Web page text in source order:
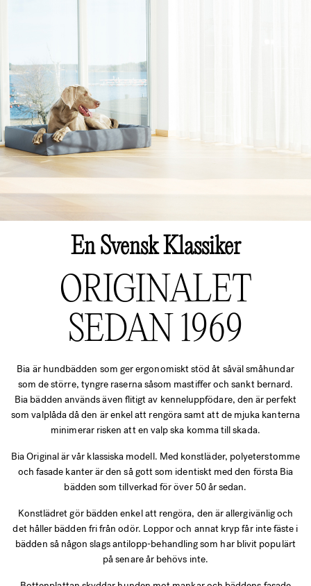
En Svensk Klassiker
ORIGINALET
SEDAN 1969
Bia är hundbädden som ger ergonomiskt stöd åt såväl småhundar
som de större, tyngre raserna såsom mastiffer och sankt bernard.
Bia bädden används även flitigt av kenneluppfödare, den är perfekt
som valplåda då den är enkel att rengöra samt att de mjuka kanterna
minimerar risken att en valp ska komma till skada.
Bia Original är vår klassiska modell. Med konstläder, polyeterstomme
och fasade kanter är den så gott som identiskt med den första Bia
bädden som tillverkad för över 50 år sedan.
Konstlädret gör bädden enkel att rengöra, den är allergivänlig och
det håller bädden fri från odör. Loppor och annat kryp får inte fäste i
bädden så någon slags antilopp-behandling som har blivit populärt
på senare år behövs inte.